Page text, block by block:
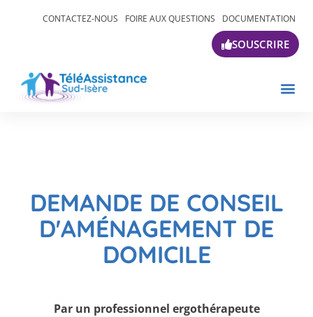
CONTACTEZ-NOUS FOIRE AUX QUESTIONS DOCUMENTATION
SOUSCRIRE
DEMANDE DE CONSEIL
D'AMÉNAGEMENT DE
DOMICILE
Par un professionnel ergothérapeute